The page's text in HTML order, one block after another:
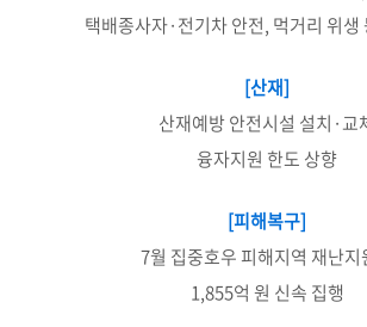
택배종사자·전기차 안전, 먹거리 위생
[산재]
산재예방 안전시설 설치·교
융자지원 한도 상향
[피해복구]
7월 집중호우 피해지역 재난지
1,855억 원 신속 집행